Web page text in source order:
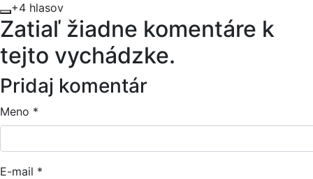
+4 hlasov
Zatiaľ žiadne komentáre k
tejto vychádzke.
Pridaj komentár
Meno *
E-mail *